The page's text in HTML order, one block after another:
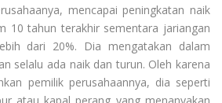
mencapai peningkatan naik
10 tahun terakhir sementara jariangan
dari 20%. Dia mengatakan dalam
selalu ada naik dan turun. Oleh karena
pemilik perusahaannya, dia seperti